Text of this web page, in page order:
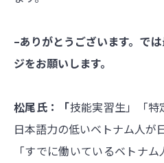
–ありがとうございます。で
ジをお願いします。
松尾氏：「技能実習生」「
日本語力の低いベトナム人が
「すでに働いているベトナ